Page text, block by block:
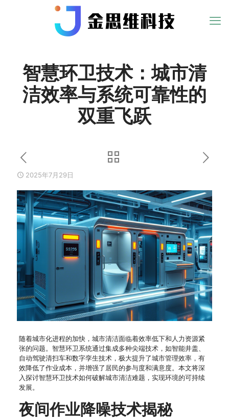
智慧环卫技术：城市清
洁效率与系统可靠性的
双重飞跃
2025年7月29日
随着城市化进程的加快，城市清洁面临着效率低下和人力资源紧
张的问题。智慧环卫系统通过集成多种尖端技术，如智能井盖、
自动驾驶清扫车和数字孪生技术，极大提升了城市管理效率，有
效降低了作业成本，并增强了居民的参与度和满意度。本文将深
入探讨智慧环卫技术如何破解城市清洁难题，实现环境的可持续
发展。
夜间作业降噪技术揭秘